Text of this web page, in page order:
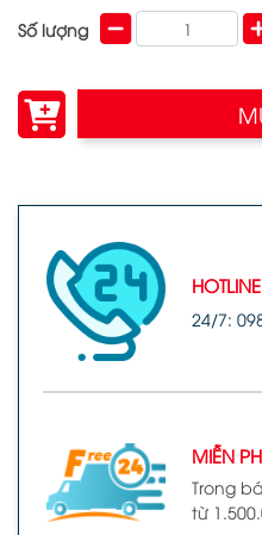
Số lượng
24/7:
MIỄN
Trong
từ